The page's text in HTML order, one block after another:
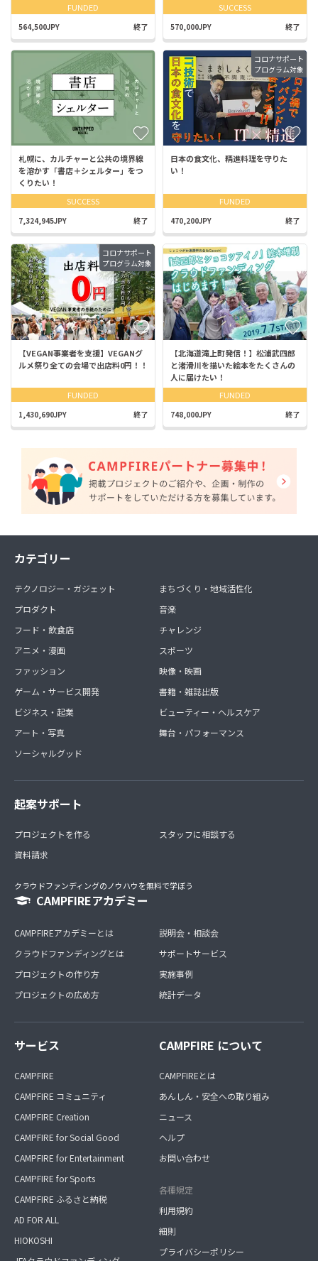
FUNDED
564,500JPY 終了
SUCCESS
570,000JPY 終了
札幌に、カルチャーと公共の境界線
を溶かす「書店＋シェルター」をつ
くりたい！
SUCCESS
7,324,945JPY 終了
コロナサポート
プログラム対象
日本の食文化、精進料理を守りた
い！
FUNDED
470,200JPY 終了
コロナサポート
プログラム対象
【VEGAN事業者を支援】VEGANグ
ルメ祭り全ての会場で出店料0円！！
FUNDED
1,430,690JPY 終了
【北海道滝上町発信！】松浦武四郎
と渚滑川を描いた絵本をたくさんの
人に届けたい！
FUNDED
748,000JPY 終了
カテゴリー
テクノロジー・ガジェット
プロダクト
フード・飲食店
アニメ・漫画
ファッション
ゲーム・サービス開発
ビジネス・起業
アート・写真
ソーシャルグッド
まちづくり・地域活性化
音楽
チャレンジ
スポーツ
映像・映画
書籍・雑誌出版
ビューティー・ヘルスケア
舞台・パフォーマンス
起案サポート
プロジェクトを作る
資料請求
スタッフに相談する
クラウドファンディングのノウハウを無料で学ぼう
CAMPFIREアカデミー
CAMPFIREアカデミーとは
クラウドファンディングとは
プロジェクトの作り方
プロジェクトの広め方
説明会・相談会
サポートサービス
実施事例
統計データ
サービス
CAMPFIRE
CAMPFIRE コミュニティ
CAMPFIRE Creation
CAMPFIRE for Social Good
CAMPFIRE for Entertainment
CAMPFIRE for Sports
CAMPFIRE ふるさと納税
AD FOR ALL
HIOKOSHI
CAMPFIRE について
CAMPFIREとは
あんしん・安全への取り組み
ニュース
ヘルプ
お問い合わせ
各種規定
利用規約
細則
プライバシーポリシー